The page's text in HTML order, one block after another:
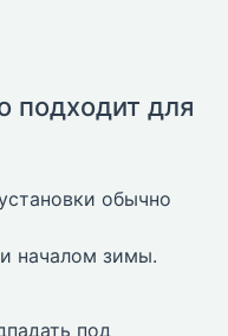
подходит для
обычно
началом зимы.
под